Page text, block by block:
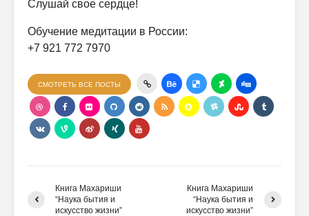
Слушай свое сердце!
Обучение медитации в России:
+7 921 772 7970
СМОТРЕТЬ ВСЕ ПОСТЫ
Книга Махариши
“Наука бытия и
искусство жизни”
Книга Махариши
“Наука бытия и
искусство жизни”